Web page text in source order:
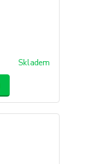
Skladem